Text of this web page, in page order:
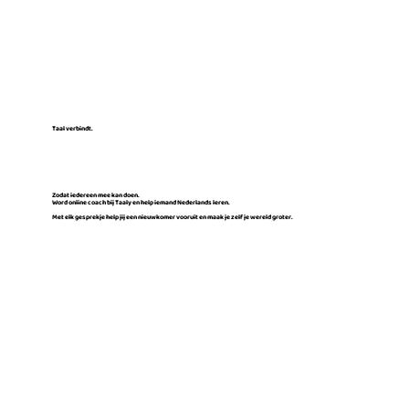
Taal verbindt.
Zodat iedereen mee kan doen.
Word online coach bij Taaly en help iemand Nederlands leren.
Met elk gesprekje help jij een nieuwkomer vooruit en maak je zelf je wereld groter.